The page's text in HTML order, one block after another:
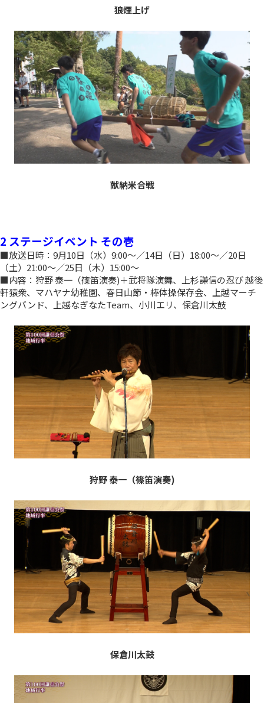
狼煙上げ
献納米合戦
2 ステージイベント その壱
■放送日時：9月10日（水）9:00～／14日（日）18:00～／20日
（土）21:00～／25日（木）15:00～
■内容：狩野 泰一（篠笛演奏)＋武将隊演舞、上杉謙信の忍び 越後
軒猿衆、マハヤナ幼稚園、春日山節・棒体操保存会、上越マーチ
ングバンド、上越なぎなたTeam、小川エリ、保倉川太鼓
狩野 泰一（篠笛演奏)
保倉川太鼓